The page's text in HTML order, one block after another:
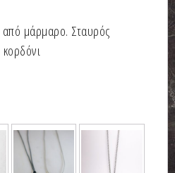
από μάρμαρο. Σταυρός